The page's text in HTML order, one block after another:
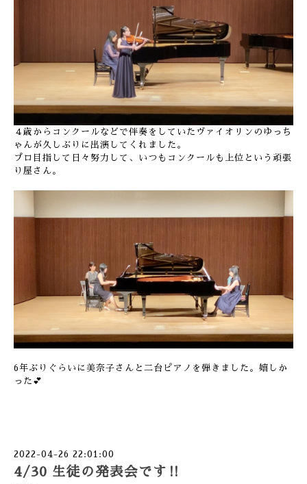
４歳からコンクールなどで伴奏をしていたヴァイオリンのゆっち
ゃんが久しぶりに出演してくれました。
プロ目指して日々努力して、いつもコンクールも上位という頑張
り屋さん。
6年ぶりぐらいに美奈子さんと二台ピアノを弾きました。嬉しか
った💕
2022-04-26 22:01:00
4/30 生徒の発表会です‼︎